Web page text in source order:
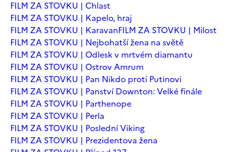
FILM ZA STOVKU | Chlast
FILM ZA STOVKU | Kapelo, hraj
FILM ZA STOVKU | KaravanFILM ZA STOVKU | Milost
FILM ZA STOVKU | Nejbohatší žena na světě
FILM ZA STOVKU | Odlesk v mrtvém diamantu
FILM ZA STOVKU | Ostrov Amrum
FILM ZA STOVKU | Pan Nikdo proti Putinovi
FILM ZA STOVKU | Panství Downton: Velké finále
FILM ZA STOVKU | Parthenope
FILM ZA STOVKU | Perla
FILM ZA STOVKU | Poslední Viking
FILM ZA STOVKU | Prezidentova žena